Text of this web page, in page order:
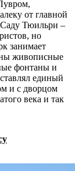
от главной
Тюильри –
но
занимает
живописные
фонтаны и
единый
и с дворцом
века и так